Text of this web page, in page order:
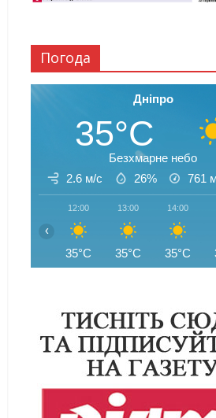
Погода
Дніпро
35°C
Безхмарне небо
2.6 м/с
26% 761
12:00
35°C
13:00
35°C
14:00
35°C
‹